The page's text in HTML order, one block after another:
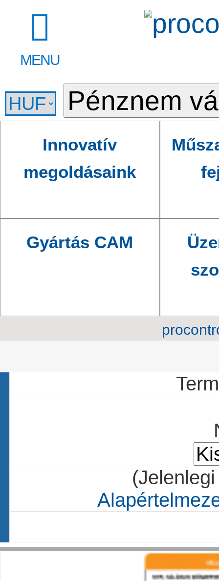
MENU
Innovatív
megoldásaink
Gyártás CAM